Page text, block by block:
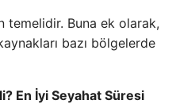
temelidir. Buna ek olarak,
bazı bölgelerde
En İyi Seyahat Süresi